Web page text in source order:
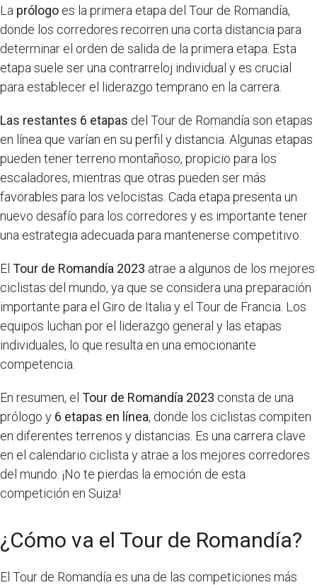
La prólogo es la primera etapa del Tour de Romandía,
donde los corredores recorren una corta distancia para
determinar el orden de salida de la primera etapa. Esta
etapa suele ser una contrarreloj individual y es crucial
para establecer el liderazgo temprano en la carrera.
Las restantes 6 etapas del Tour de Romandía son etapas
en línea que varían en su perfil y distancia. Algunas etapas
pueden tener terreno montañoso, propicio para los
escaladores, mientras que otras pueden ser más
favorables para los velocistas. Cada etapa presenta un
nuevo desafío para los corredores y es importante tener
una estrategia adecuada para mantenerse competitivo.
El Tour de Romandía 2023 atrae a algunos de los mejores
ciclistas del mundo, ya que se considera una preparación
importante para el Giro de Italia y el Tour de Francia. Los
equipos luchan por el liderazgo general y las etapas
individuales, lo que resulta en una emocionante
competencia.
En resumen, el Tour de Romandía 2023 consta de una
prólogo y 6 etapas en línea, donde los ciclistas compiten
en diferentes terrenos y distancias. Es una carrera clave
en el calendario ciclista y atrae a los mejores corredores
del mundo. ¡No te pierdas la emoción de esta
competición en Suiza!
¿Cómo va el Tour de Romandía?
El Tour de Romandía es una de las competiciones más